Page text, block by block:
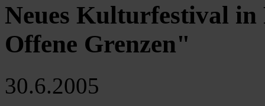
Neues Kulturfestival
Offene Grenzen"
30.6.2005